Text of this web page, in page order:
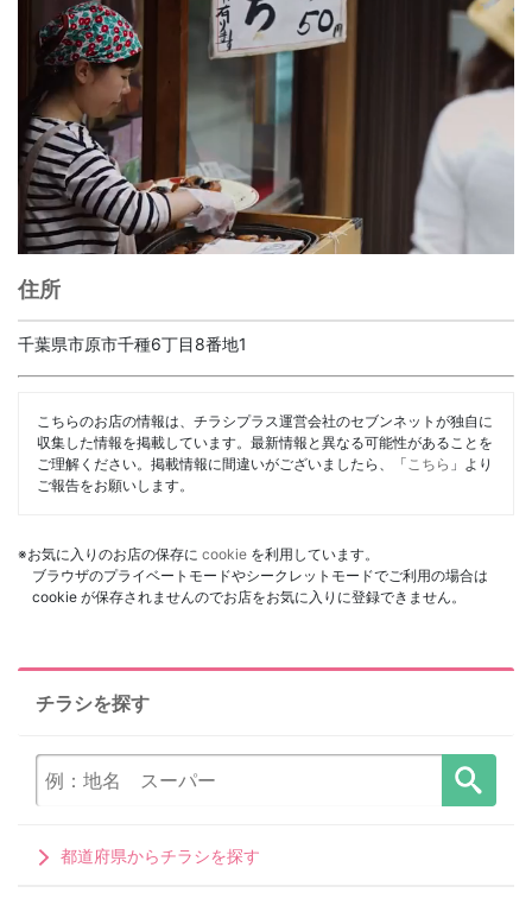
住所
千葉県市原市千種6丁目8番地1
こちらのお店の情報は、チラシプラス運営会社のセブンネットが独自に
収集した情報を掲載しています。最新情報と異なる可能性があることを
ご理解ください。掲載情報に間違いがございましたら、「 こちら 」より
ご報告をお願いします。
※お気に入りのお店の保存に cookie を利用しています。
ブラウザのプライベートモードやシークレットモードでご利用の場合は
cookie が保存されませんのでお店をお気に入りに登録できません。
チラシを探す
都道府県からチラシを探す